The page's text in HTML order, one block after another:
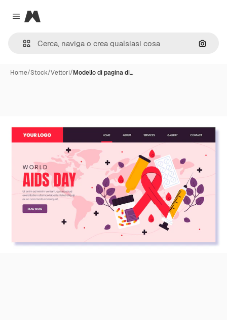
Close menu
Magnific
Cerca
Home/Stock/Vettori/Modello di pagina di…